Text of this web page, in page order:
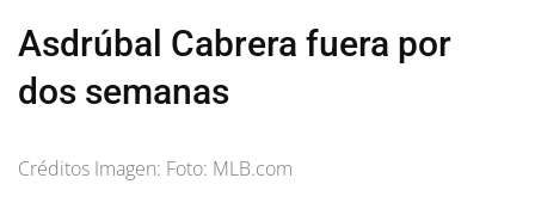
Asdrúbal Cabrera fuera por
dos semanas
Créditos Imagen: Foto: MLB.com